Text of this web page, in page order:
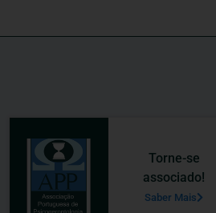
Torne-se
associado!
Saber Mais